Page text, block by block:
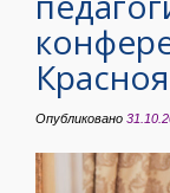
Опубликовано